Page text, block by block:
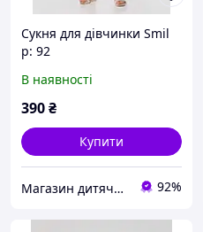
Сукня для дівчинки Smil
р: 92
В наявності
390₴
Купити
Магазин дитячого одягу та взуття Ma'Linka 92%